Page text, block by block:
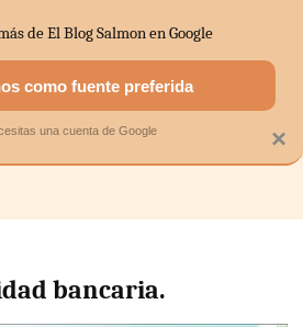
DOMÉSTICA MERCADOS
bancaria.
×
de El Blog Salmon en Google
como fuente preferida
una cuenta de Google